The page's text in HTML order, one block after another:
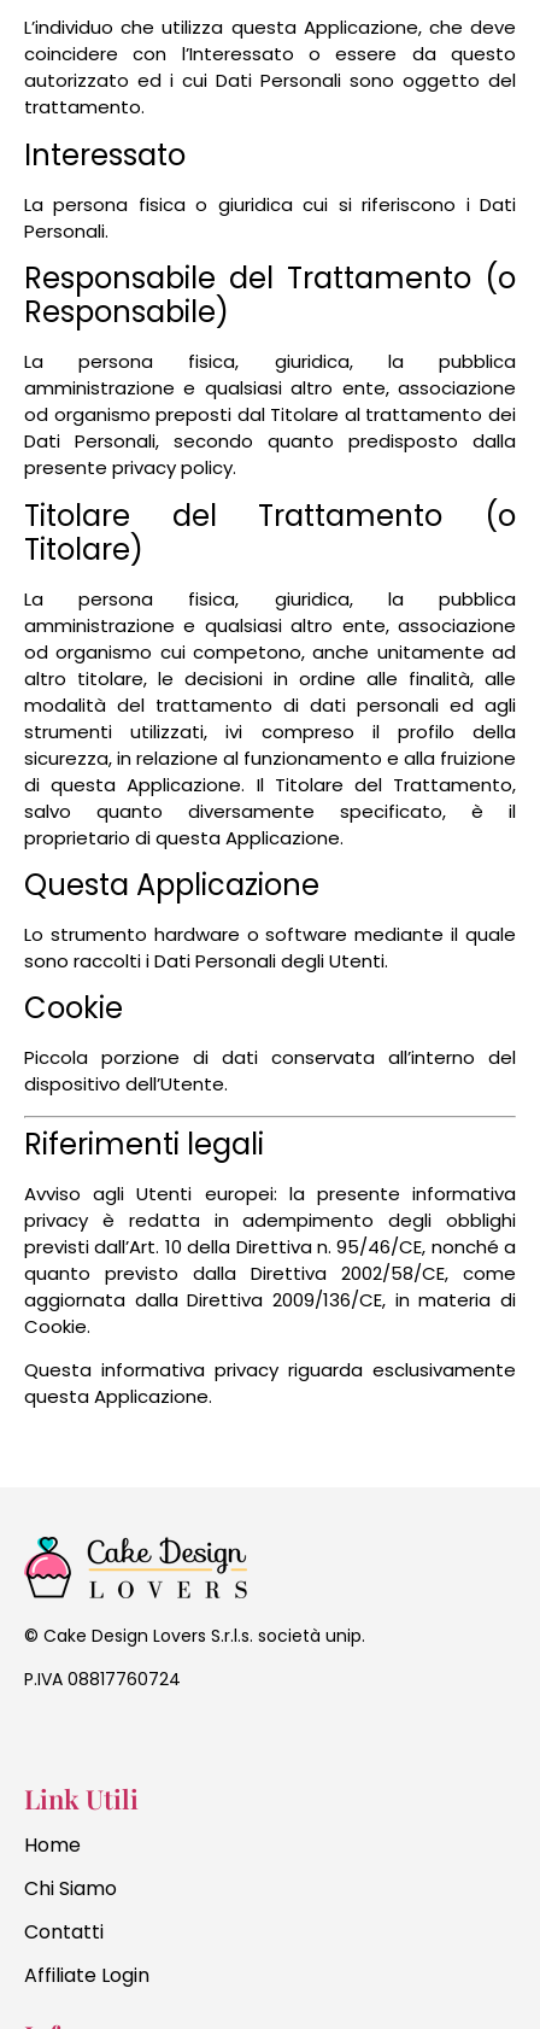
L’individuo che utilizza questa Applicazione, che deve
coincidere con l’Interessato o essere da questo
autorizzato ed i cui Dati Personali sono oggetto del
trattamento.
Interessato
La persona fisica o giuridica cui si riferiscono i Dati
Personali.
Responsabile del Trattamento (o
Responsabile)
La persona fisica, giuridica, la pubblica
amministrazione e qualsiasi altro ente, associazione
od organismo preposti dal Titolare al trattamento dei
Dati Personali, secondo quanto predisposto dalla
presente privacy policy.
Titolare del Trattamento (o
Titolare)
La persona fisica, giuridica, la pubblica
amministrazione e qualsiasi altro ente, associazione
od organismo cui competono, anche unitamente ad
altro titolare, le decisioni in ordine alle finalità, alle
modalità del trattamento di dati personali ed agli
strumenti utilizzati, ivi compreso il profilo della
sicurezza, in relazione al funzionamento e alla fruizione
di questa Applicazione. Il Titolare del Trattamento,
salvo quanto diversamente specificato, è il
proprietario di questa Applicazione.
Questa Applicazione
Lo strumento hardware o software mediante il quale
sono raccolti i Dati Personali degli Utenti.
Cookie
Piccola porzione di dati conservata all’interno del
dispositivo dell’Utente.
Riferimenti legali
Avviso agli Utenti europei: la presente informativa
privacy è redatta in adempimento degli obblighi
previsti dall’Art. 10 della Direttiva n. 95/46/CE, nonché a
quanto previsto dalla Direttiva 2002/58/CE, come
aggiornata dalla Direttiva 2009/136/CE, in materia di
Cookie.
Questa informativa privacy riguarda esclusivamente
questa Applicazione.
© Cake Design Lovers S.r.l.s. società unip.
P.IVA 08817760724
Link Utili
Home
Chi Siamo
Contatti
Affiliate Login